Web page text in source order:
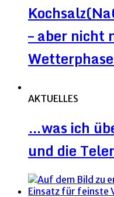
– aber nicht
AKTUELLES
…was ich
und die